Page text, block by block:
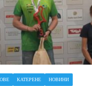
КАТЕРЕНЕ НОВИНИ